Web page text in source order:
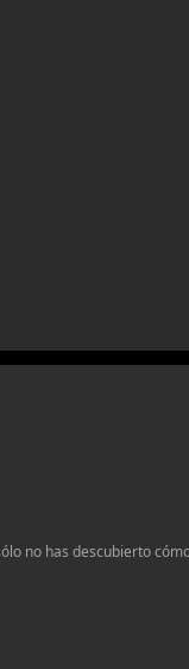
no has descubierto